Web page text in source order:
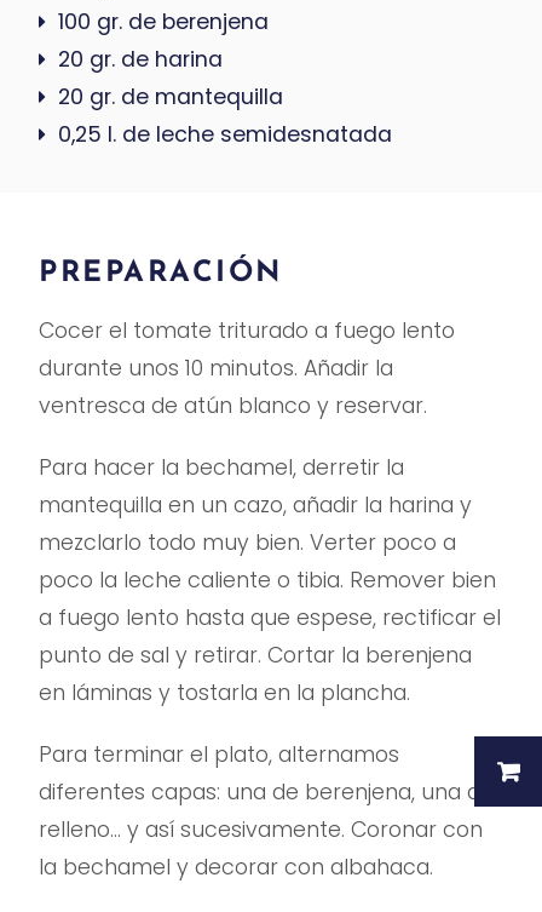
100 gr. de berenjena
20 gr. de harina
20 gr. de mantequilla
0,25 l. de leche semidesnatada
PREPARACIÓN
Cocer el tomate triturado a fuego lento
durante unos 10 minutos. Añadir la
ventresca de atún blanco y reservar.
Para hacer la bechamel, derretir la
mantequilla en un cazo, añadir la harina y
mezclarlo todo muy bien. Verter poco a
poco la leche caliente o tibia. Remover bien
a fuego lento hasta que espese, rectificar el
punto de sal y retirar. Cortar la berenjena
en láminas y tostarla en la plancha.
Para terminar el plato, alternamos
diferentes capas: una de berenjena, una de
relleno… y así sucesivamente. Coronar con
la bechamel y decorar con albahaca.